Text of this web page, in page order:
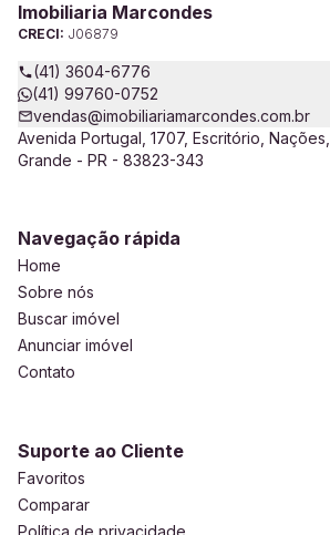
Imobiliaria Marcondes
CRECI: J06879
(41) 3604-6776
(41) 99760-0752
vendas@imobiliariamarcondes.com.br
Avenida Portugal, 1707, Escritório,
Grande - PR - 83823-343
Navegação rápida
Home
Sobre nós
Buscar imóvel
Anunciar imóvel
Contato
Suporte ao Cliente
Favoritos
Comparar